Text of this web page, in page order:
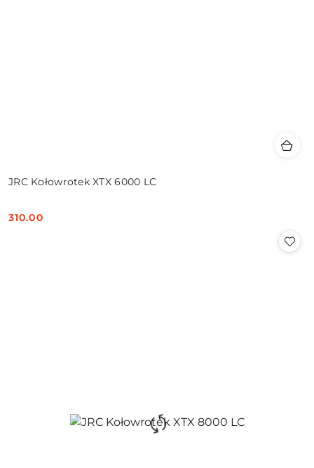
JRC Kołowrotek XTX 6000 LC
Cena:
310.00